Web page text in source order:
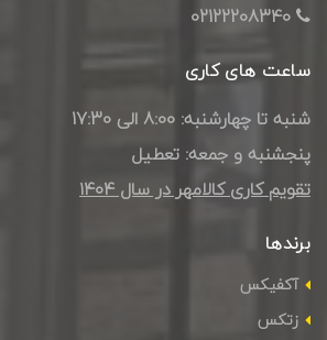
02122208340
ساعت های کاری
شنبه تا چهارشنبه: 8:00 الی 17:30
پنجشنبه و جمعه: تعطیل
تقویم کاری کالامهر در سال ۱۴۰4
برندها
آکفیکس
زتکس